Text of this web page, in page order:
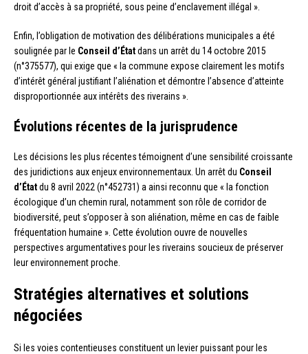
droit d’accès à sa propriété, sous peine d’enclavement illégal ».
Enfin, l’obligation de motivation des délibérations municipales a été
soulignée par le Conseil d’Étatdans un arrêt du 14 octobre 2015
(n°375577), qui exige que « la commune expose clairement les motifs
d’intérêt général justifiant l’aliénation et démontre l’absence d’atteinte
disproportionnée aux intérêts des riverains ».
Évolutions récentes de la jurisprudence
Les décisions les plus récentes témoignent d’une sensibilité croissante
des juridictions aux enjeux environnementaux. Un arrêt du Conseil
d’Étatdu 8 avril 2022 (n°452731) a ainsi reconnu que « la fonction
écologique d’un chemin rural, notamment son rôle de corridor de
biodiversité, peut s’opposer à son aliénation, même en cas de faible
fréquentation humaine ». Cette évolution ouvre de nouvelles
perspectives argumentatives pour les riverains soucieux de préserver
leur environnement proche.
Stratégies alternatives et solutions
négociées
Si les voies contentieuses constituent un levier puissant pour les